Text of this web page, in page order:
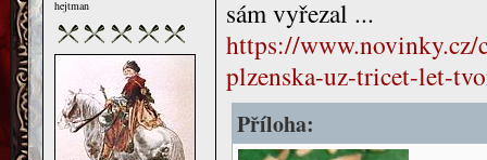
hejtman
sám vyřezal ...
https://www.novinky.cz/
plzenska-uz-tricet-let-
Příloha: